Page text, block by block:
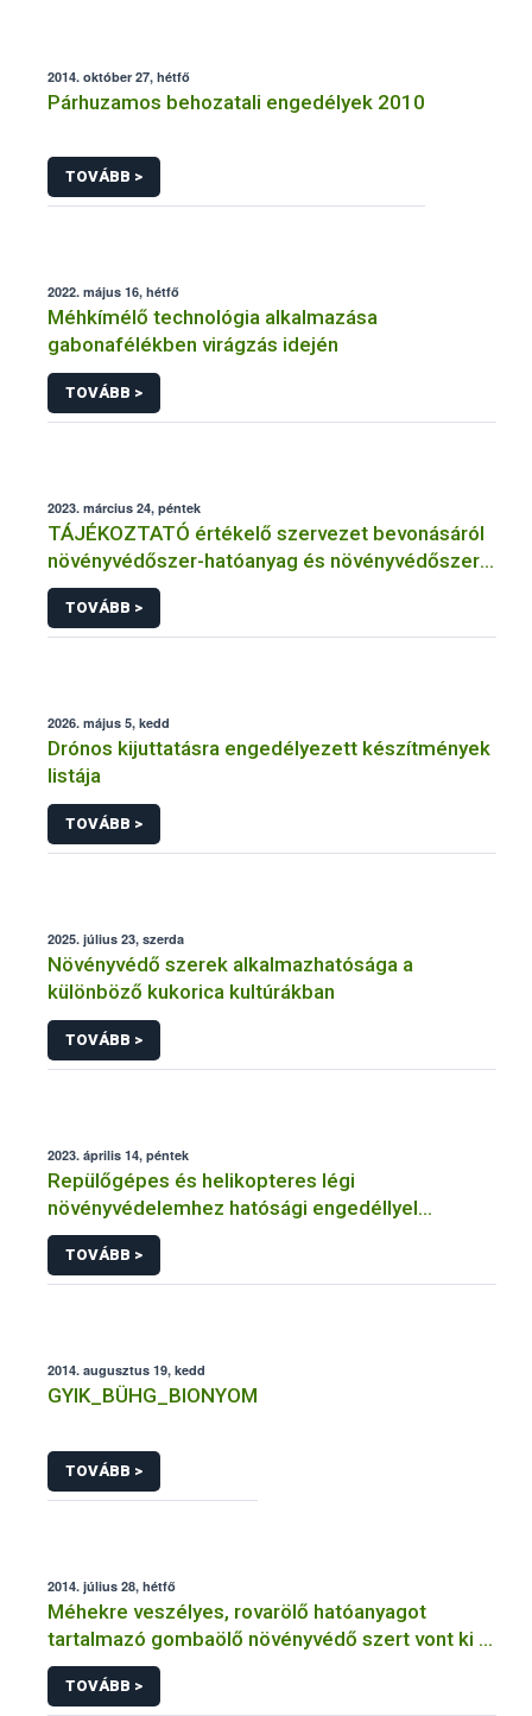
2014. október 27, hétfő
Párhuzamos behozatali engedélyek 2010
TOVÁBB >
2022. május 16, hétfő
Méhkímélő technológia alkalmazása
gabonafélékben virágzás idején
TOVÁBB >
2023. március 24, péntek
TÁJÉKOZTATÓ értékelő szervezet bevonásáról
növényvédőszer-hatóanyag és növényvédőszer
engedélyezésére, továbbá a meglévő engedély
meghosszabbítására vagy módosítására irányuló
eljárásba
TOVÁBB >
2026. május 5, kedd
Drónos kijuttatásra engedélyezett készítmények
listája
TOVÁBB >
2025. július 23, szerda
Növényvédő szerek alkalmazhatósága a
különböző kukorica kultúrákban
TOVÁBB >
2023. április 14, péntek
Repülőgépes és helikopteres légi
növényvédelemhez hatósági engedéllyel
rendelkező szervezetek
TOVÁBB >
2014. augusztus 19, kedd
GYIK_BÜHG_BIONYOM
TOVÁBB >
2014. július 28, hétfő
Méhekre veszélyes, rovarölő hatóanyagot
tartalmazó gombaölő növényvédő szert vont ki a
forgalomból a NÉBIH
TOVÁBB >